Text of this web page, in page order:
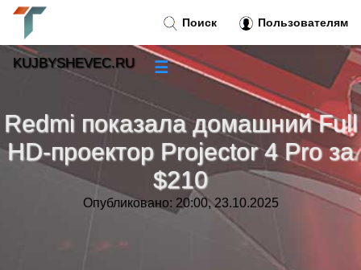
Redmi показала домашний Full
HD-проектор Projector 4 Pro за
$210
Опубликовано: 20:00, 23.10.2025
Поиск Пользователям
KUJBYSHEVEC.RU ☰
Новости»
Тренды новостей»
Рубрики»